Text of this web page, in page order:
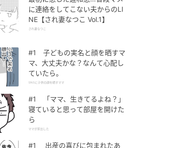
に連絡をしてこない夫からのLI
NE【され妻なつこ Vol.1】
され妻なつこ
#1 子どもの実名と顔を晒すマ
マ、大丈夫かな？なんて心配し
ていたら。
SNSに子供の顔を晒すママ
#1 「ママ、生きてるよね？」
寝ていると思って部屋を開けた
ら
ママが家出した
#1 出産の喜びに包まれたあ